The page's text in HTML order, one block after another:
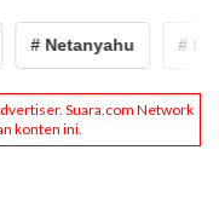
# Netanyahu #